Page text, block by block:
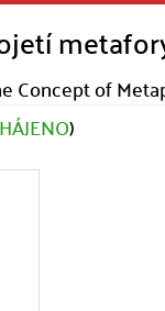
Concept of
)